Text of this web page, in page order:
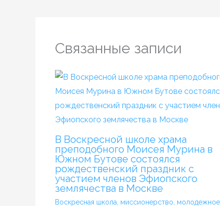
Связанные записи
В Воскресной школе храма
преподобного Моисея Мурина в
Южном Бутове состоялся
рождественский праздник с
участием членов Эфиопского
землячества в Москве
Воскресная школа, миссионерство, молодежное